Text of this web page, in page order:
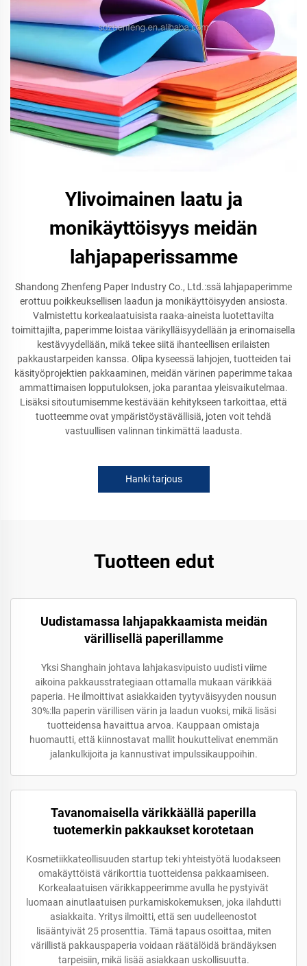
Ylivoimainen laatu ja
monikäyttöisyys meidän
lahjapaperissamme
Shandong Zhenfeng Paper Industry Co., Ltd.:ssä lahjapaperimme
erottuu poikkeuksellisen laadun ja monikäyttöisyyden ansiosta.
Valmistettu korkealaatuisista raaka-aineista luotettavilta
toimittajilta, paperimme loistaa värikylläisyydellään ja erinomaisella
kestävyydellään, mikä tekee siitä ihanteellisen erilaisten
pakkaustarpeiden kanssa. Olipa kyseessä lahjojen, tuotteiden tai
käsityöprojektien pakkaaminen, meidän värinen paperimme takaa
ammattimaisen lopputuloksen, joka parantaa yleisvaikutelmaa.
Lisäksi sitoutumisemme kestävään kehitykseen tarkoittaa, että
tuotteemme ovat ympäristöystävällisiä, joten voit tehdä
vastuullisen valinnan tinkimättä laadusta.
Hanki tarjous
Tuotteen edut
Uudistamassa lahjapakkaamista meidän
värillisellä paperillamme
Yksi Shanghain johtava lahjakasvipuisto uudisti viime
aikoina pakkausstrategiaan ottamalla mukaan värikkää
paperia. He ilmoittivat asiakkaiden tyytyväisyyden nousun
30%:lla paperin värillisen värin ja laadun vuoksi, mikä lisäsi
tuotteidensa havaittua arvoa. Kauppaan omistaja
huomautti, että kiinnostavat mallit houkuttelivat enemmän
jalankulkijoita ja kannustivat impulssikauppoihin.
Tavanomaisella värikkäällä paperilla
tuotemerkin pakkaukset korotetaan
Kosmetiikkateollisuuden startup teki yhteistyötä luodakseen
omakäyttöistä värikorttia tuotteidensa pakkaamiseen.
Korkealaatuisen värikkappeerimme avulla he pystyivät
luomaan ainutlaatuisen purkamiskokemuksen, joka ilahdutti
asiakkaita. Yritys ilmoitti, että sen uudelleenostot
lisääntyivät 25 prosenttia. Tämä tapaus osoittaa, miten
värillistä pakkauspaperia voidaan räätälöidä brändäyksen
tarpeisiin, mikä lisää asiakkaan uskollisuutta.